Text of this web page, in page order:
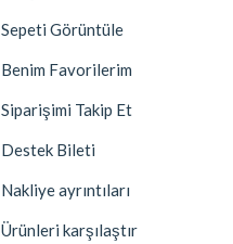
Sepeti Görüntüle
Benim Favorilerim
Siparişimi Takip Et
Destek Bileti
Nakliye ayrıntıları
Ürünleri karşılaştır